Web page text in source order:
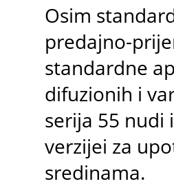
Osim
predajno-
standardne
difuzionih i
serija 55 nudi
verzijei za
sredinama.